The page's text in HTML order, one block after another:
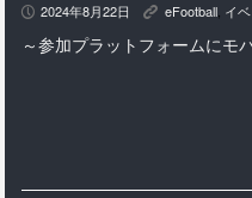
P 2024年8月22日 K eFootball イ
～参加プラットフォームにモ